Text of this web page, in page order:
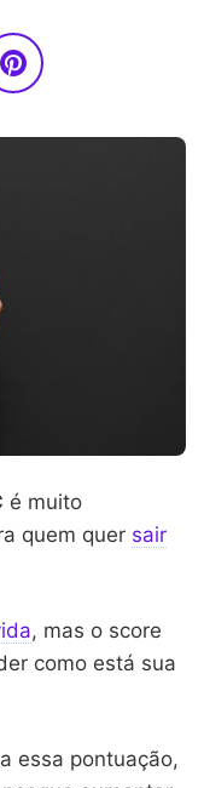
é muito
quem quer sair
, mas o score
como está sua
essa pontuação,